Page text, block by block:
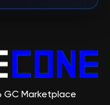
GC Marketplace